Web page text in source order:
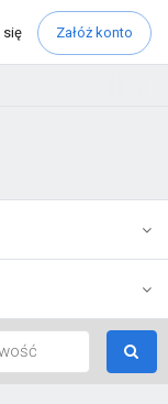
się Załóż konto